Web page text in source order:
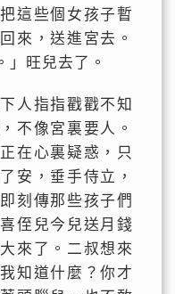
這些個女孩子暫
來，送進宮去。
」旺兒去了。
人指指戳戳不知
不像宮裏要人。
在心裏疑惑，只
安，垂手侍立，
刻傳那些孩子們
侄兒今兒送月錢
來了。二叔想來
知道什麼？你才